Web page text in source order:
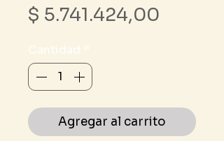
$ 5.741.424,00
Cantidad *
Agregar al carrito